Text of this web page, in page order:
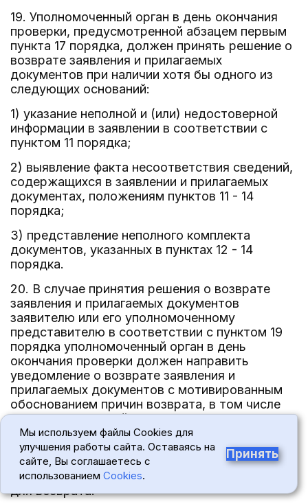
19. Уполномоченный орган в день окончания
проверки, предусмотренной абзацем первым
пункта 17 порядка, должен принять решение о
возврате заявления и прилагаемых
документов при наличии хотя бы одного из
следующих оснований:
1) указание неполной и (или) недостоверной
информации в заявлении в соответствии с
пунктом 11 порядка;
2) выявление факта несоответствия сведений,
содержащихся в заявлении и прилагаемых
документах, положениям пунктов 11 - 14
порядка;
3) представление неполного комплекта
документов, указанных в пунктах 12 - 14
порядка.
20. В случае принятия решения о возврате
заявления и прилагаемых документов
заявителю или его уполномоченному
представителю в соответствии с пунктом 19
порядка уполномоченный орган в день
окончания проверки должен направить
уведомление о возврате заявления и
прилагаемых документов с мотивированным
обоснованием причин возврата, в том числе
перечнем сведений, которые признаны
неполными или недостоверными, и (или) не
соответствующими положениям пунктов 11 -
14 порядка, с указанием недостающих
документов, которые являются основанием
для возврата:
Мы используем файлы Cookies для
улучшения работы сайта. Оставаясь на
сайте, Вы соглашаетесь с
использованием Cookies.
Принять